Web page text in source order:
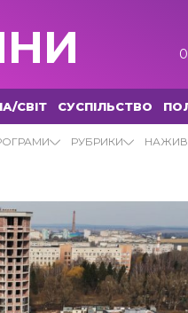
СВІТ СУСПІЛЬСТВО
РУБРИКИ